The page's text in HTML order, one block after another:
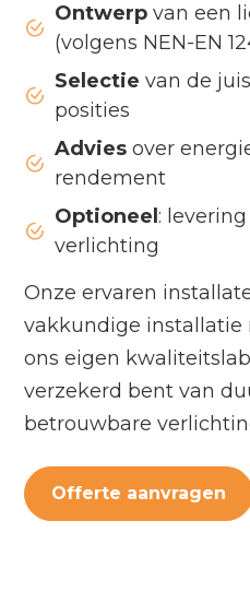
Ontwerp van een
(volgens NEN-EN
Selectie van de
posities
Advies over
rendement
Optioneel :
verlichting
Onze ervaren
vakkundige installatie
ons eigen
verzekerd bent van
betrouwbare
Offerte aanvragen